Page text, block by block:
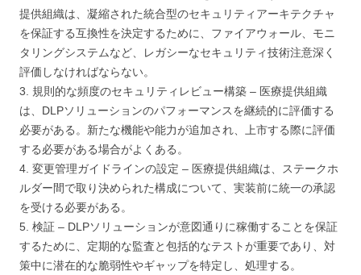
提供組織は、凝縮された統合型のセキュリティアーキテクチャ
を保証する互換性を決定するために、ファイアウォール、モニ
タリングシステムなど、レガシーなセキュリティ技術注意深く
評価しなければならない。
3. 規則的な頻度のセキュリティレビュー構築 – 医療提供組織
は、DLPソリューションのパフォーマンスを継続的に評価する
必要がある。新たな機能や能力が追加され、上市する際に評価
する必要がある場合がよくある。
4. 変更管理ガイドラインの設定 – 医療提供組織は、ステークホ
ルダー間で取り決められた構成について、実装前に統一の承認
を受ける必要がある。
5. 検証 – DLPソリューションが意図通りに稼働することを保証
するために、定期的な監査と包括的なテストが重要であり、対
策中に潜在的な脆弱性やギャップを特定し、処理する。